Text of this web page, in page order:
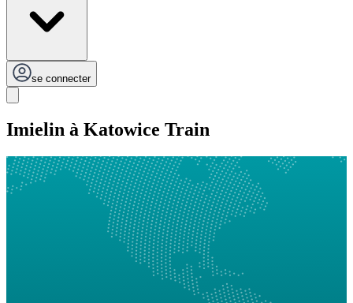
se connecter
Imielin à Katowice Train